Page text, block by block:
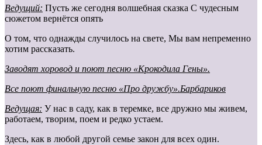
Ведущий: Пусть же сегодня волшебная сказка С чудесным
сюжетом вернётся опять
О том, что однажды случилось на свете, Мы вам непременно
хотим рассказать.
Заводят хоровод и поют песню «Крокодила Гены».
Все поют финальную песню «Про дружбу».Барбариков
Ведущая: У нас в саду, как в теремке, все дружно мы живем,
работаем, творим, поем и редко устаем.
Здесь, как в любой другой семье закон для всех один.